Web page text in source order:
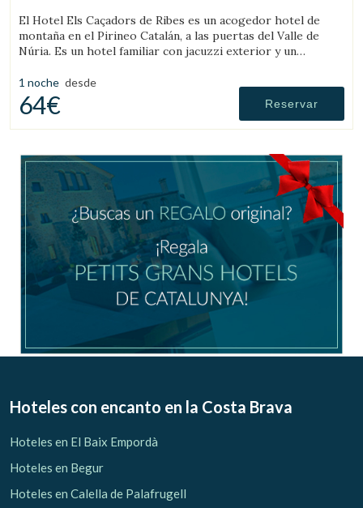
El Hotel Els Caçadors de Ribes es un acogedor hotel de
montaña en el Pirineo Catalán, a las puertas del Valle de
Núria. Es un hotel familiar con jacuzzi exterior y un
1 noche desde
64€ Reservar
Hoteles con encanto en la Costa Brava
Hoteles en El Baix Empordà
Hoteles en Begur
Hoteles en Calella de Palafrugell